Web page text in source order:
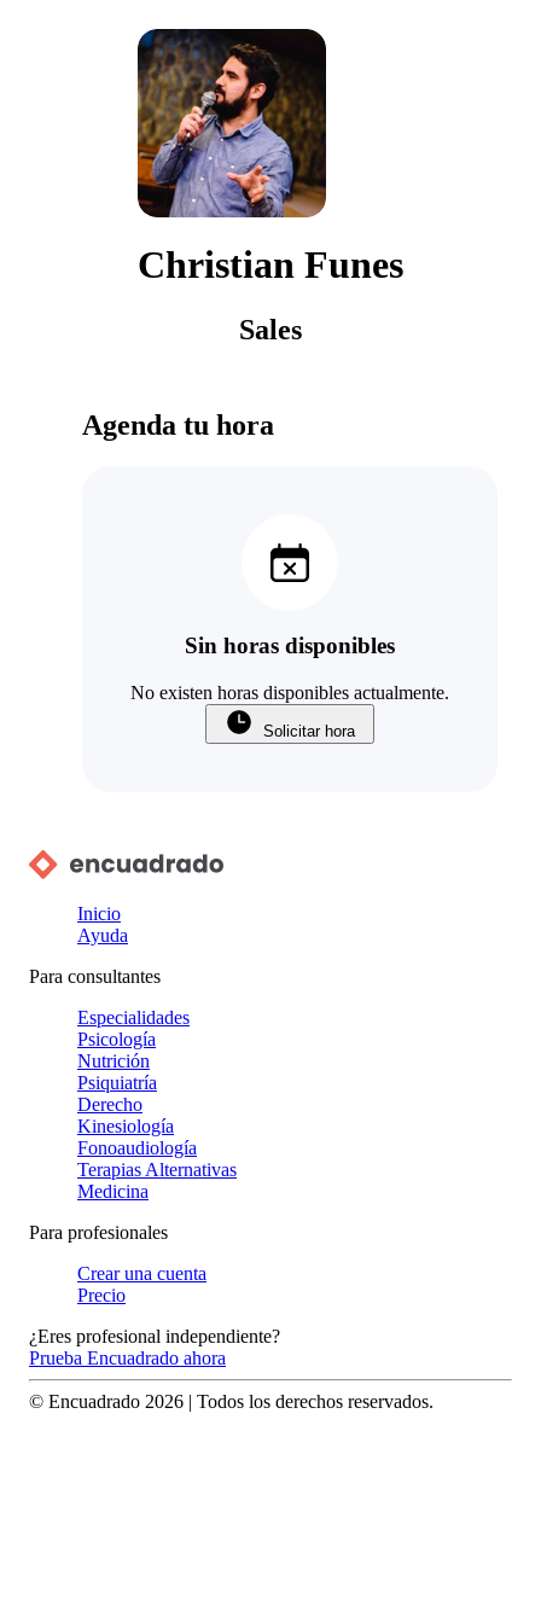
Christian Funes
Sales
Agenda tu hora
Sin horas disponibles
No existen horas disponibles actualmente.
Solicitar hora
Inicio
Ayuda
Para consultantes
Especialidades
Psicología
Nutrición
Psiquiatría
Derecho
Kinesiología
Fonoaudiología
Terapias Alternativas
Medicina
Para profesionales
Crear una cuenta
Precio
¿Eres profesional independiente?
Prueba Encuadrado ahora
© Encuadrado 2026 | Todos los derechos reservados.